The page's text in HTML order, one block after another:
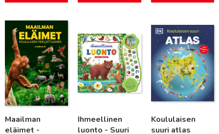
Maailman
eläimet -
Lue lisää
Ihmeellinen
luonto - Suuri
Koululaisen
suuri atlas
Lue lisää